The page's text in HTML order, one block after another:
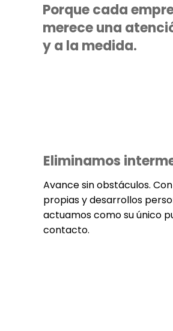
Porque cada
merece una
y a la medida.
Eliminamos
Avance sin obstáculos.
propias y desarrollos
actuamos como su único
contacto.